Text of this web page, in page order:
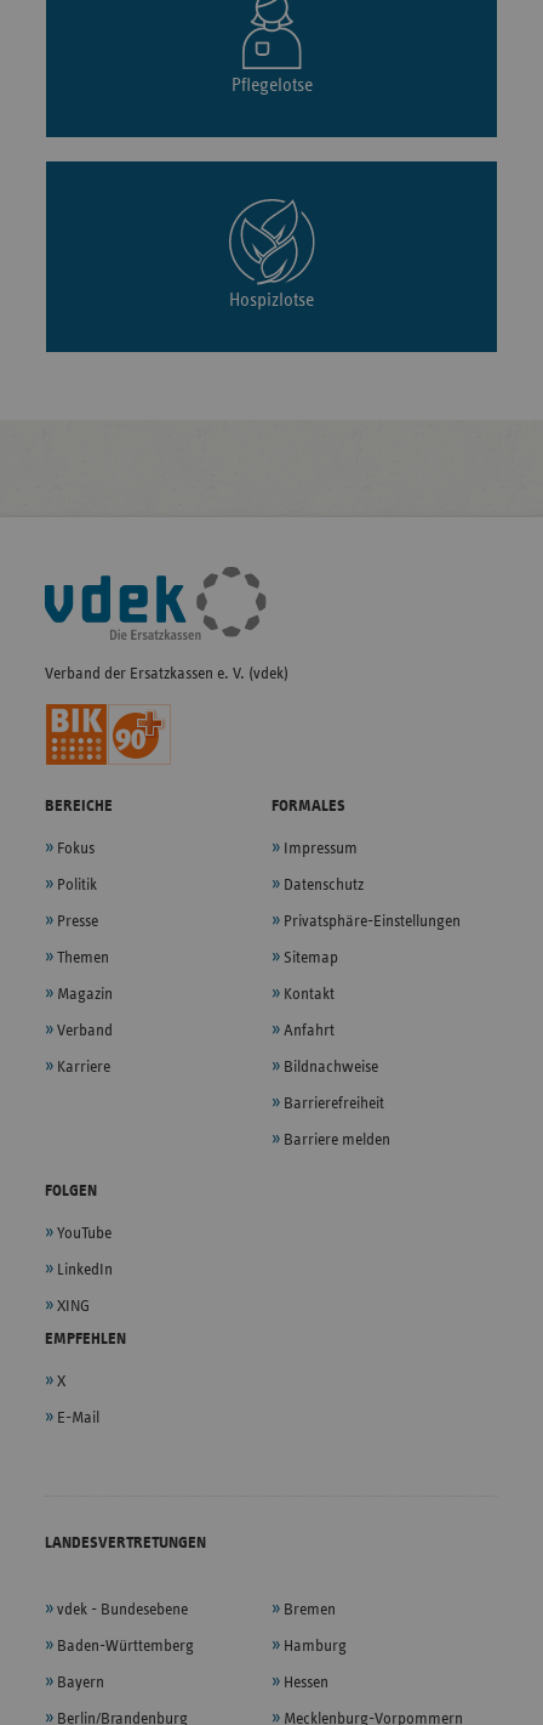
Pflegelotse
Hospizlotse
Fußleisten-
Navigation
Verband der Ersatzkassen e. V. (vdek)
BEREICHE
Fokus
Politik
Presse
Themen
Magazin
Verband
Karriere
FORMALES
Impressum
Datenschutz
Privatsphäre-Einstellungen
Sitemap
Kontakt
Anfahrt
Bildnachweise
Barrierefreiheit
Barriere melden
FOLGEN
YouTube
LinkedIn
XING
EMPFEHLEN
X
E-Mail
LANDESVERTRETUNGEN
vdek - Bundesebene
Baden-Württemberg
Bayern
Berlin/Brandenburg
Bremen
Hamburg
Hessen
Mecklenburg-Vorpommern